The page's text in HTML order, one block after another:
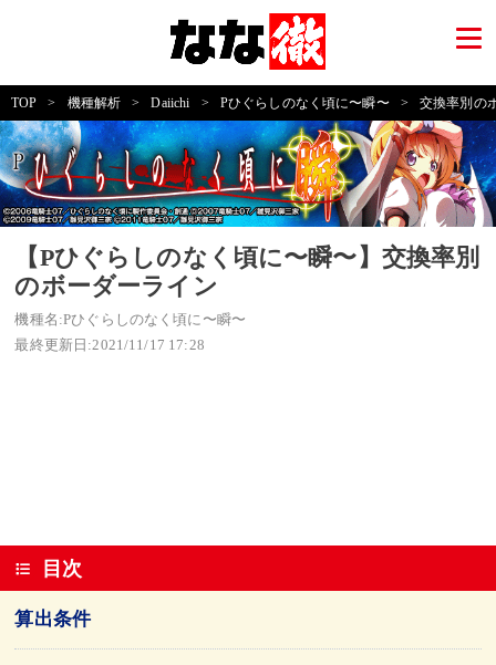
TOP > 機種解析 > Daiichi > Pひぐらしのなく頃に〜瞬〜 > 交換率別の
【Pひぐらしのなく頃に〜瞬〜】交換率別
のボーダーライン
機種名:Pひぐらしのなく頃に〜瞬〜
最終更新日:2021/11/17 17:28
目次
算出条件